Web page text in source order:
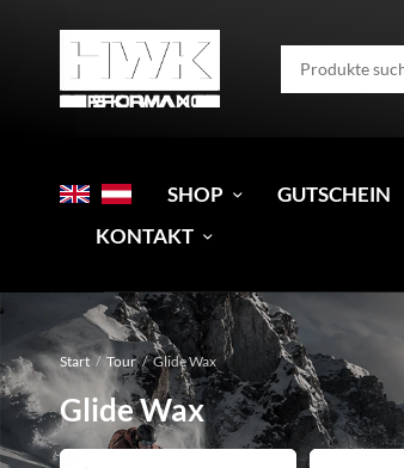
SHOP GUTSCHEIN
KONTAKT
Start / Tour / Glide Wax
Glide Wax